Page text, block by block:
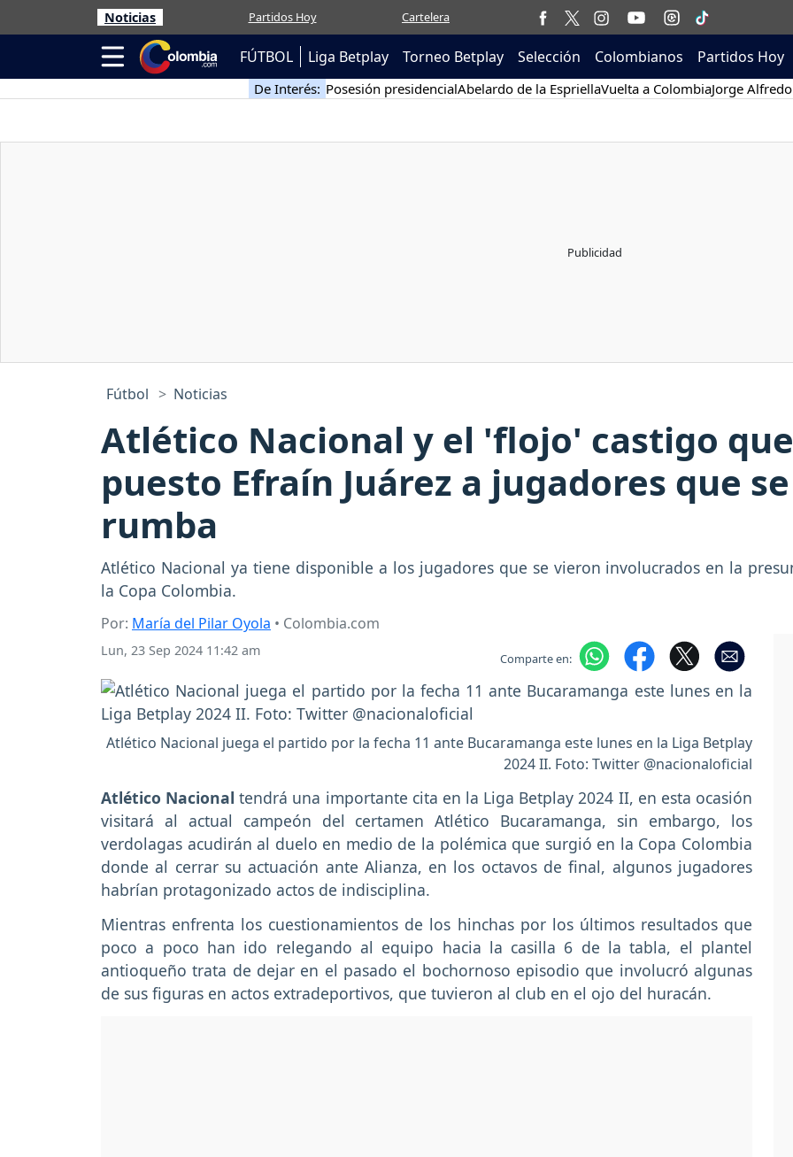
Noticias Partidos Hoy Cartelera
FÚTBOL Liga Betplay Torneo Betplay Selección Colombianos Partidos Hoy
De Interés: Posesión presidencialAbelardo de la EspriellaVuelta a ColombiaJorge
Fútbol Noticias
Atlético Nacional y el 'flojo' castigo
puesto Efraín Juárez a jugadores que
rumba
Atlético Nacional ya tiene disponible a los jugadores que se vieron involucrados en la
la Copa Colombia.
Por: María del Pilar Oyola • Colombia.com
Lun, 23 Sep 2024 11:42 am Comparte en:
Atlético Nacional juega el partido por la fecha 11 ante Bucaramanga este lunes en la Liga Betplay
2024 II. Foto: Twitter @nacionaloficial
Atlético Nacionaltendrá una importante cita en la Liga Betplay 2024 II, en esta ocasión
visitará al actual campeón del certamen Atlético Bucaramanga, sin embargo, los
verdolagas acudirán al duelo en medio de la polémica que surgió en la Copa Colombia
donde al cerrar su actuación ante Alianza, en los octavos de final, algunos jugadores
habrían protagonizado actos de indisciplina.
Mientras enfrenta los cuestionamientos de los hinchas por los últimos resultados que
poco a poco han ido relegando al equipo hacia la casilla 6 de la tabla, el plantel
antioqueño trata de dejar en el pasado el bochornoso episodio que involucró algunas
de sus figuras en actos extradeportivos, que tuvieron al club en el ojo del huracán.